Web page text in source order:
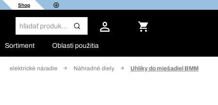
Shop
Sortiment Oblasti použitia
elektrické náradie Náhradné diely Uhlíky do miešadiel BMM